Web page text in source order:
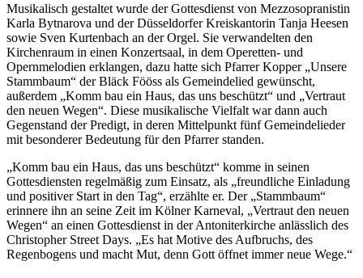
Musikalisch gestaltet wurde der Gottesdienst von Mezzosopranistin
Karla Bytnarova und der Düsseldorfer Kreiskantorin Tanja Heesen
sowie Sven Kurtenbach an der Orgel. Sie verwandelten den
Kirchenraum in einen Konzertsaal, in dem Operetten- und
Opernmelodien erklangen, dazu hatte sich Pfarrer Kopper „Unsere
Stammbaum“ der Bläck Fööss als Gemeindelied gewünscht,
außerdem „Komm bau ein Haus, das uns beschützt“ und „Vertraut
den neuen Wegen“. Diese musikalische Vielfalt war dann auch
Gegenstand der Predigt, in deren Mittelpunkt fünf Gemeindelieder
mit besonderer Bedeutung für den Pfarrer standen.
„Komm bau ein Haus, das uns beschützt“ komme in seinen
Gottesdiensten regelmäßig zum Einsatz, als „freundliche Einladung
und positiver Start in den Tag“, erzählte er. Der „Stammbaum“
erinnere ihn an seine Zeit im Kölner Karneval, „Vertraut den neuen
Wegen“ an einen Gottesdienst in der Antoniterkirche anlässlich des
Christopher Street Days. „Es hat Motive des Aufbruchs, des
Regenbogens und macht Mut, denn Gott öffnet immer neue Wege.“